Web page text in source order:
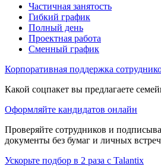
Частичная занятость
Гибкий график
Полный день
Проектная работа
Сменный график
Корпоративная поддержка
Какой соцпакет вы предлагаете
Оформляйте кандидатов онлайн
Проверяйте сотрудников и
документы без бумаг и личных встреч
Ускорьте подбор в 2 раза с Talantix